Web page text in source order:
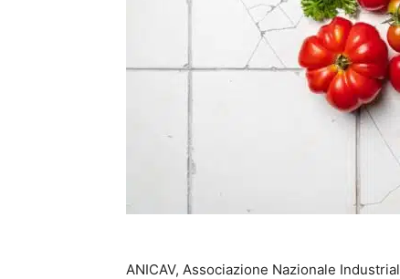
ANICAV, Associazione Nazionale